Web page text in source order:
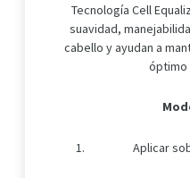
Tecnología Cell
suavidad,
cabello y ayudan a
óptimo
Aplicar